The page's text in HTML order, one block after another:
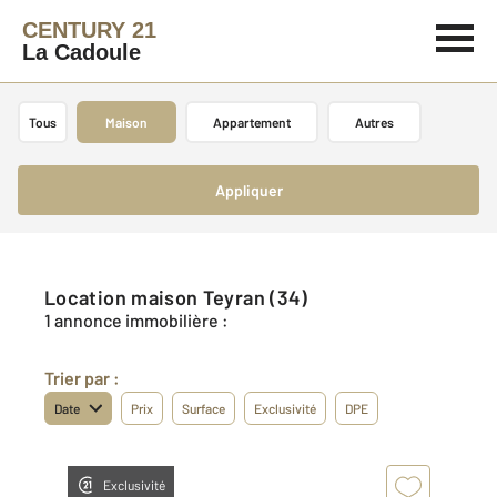
CENTURY 21
La Cadoule
Tous Maison Appartement Autres
Appliquer
Location maison Teyran (34)
1 annonce immobilière :
Trier par :
Date Prix Surface Exclusivité DPE
Exclusivité